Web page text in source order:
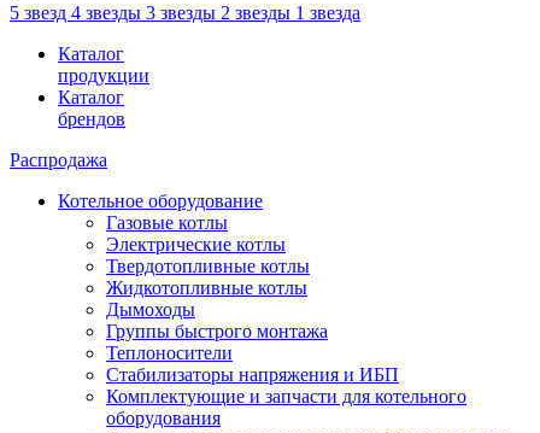
5 звезд 4 звезды 3 звезды 2 звезды 1 звезда
Каталог
продукции
Каталог
брендов
Распродажа
Котельное оборудование
Газовые котлы
Электрические котлы
Твердотопливные котлы
Жидкотопливные котлы
Дымоходы
Группы быстрого монтажа
Теплоносители
Стабилизаторы напряжения и ИБП
Комплектующие и запчасти для котельного
оборудования